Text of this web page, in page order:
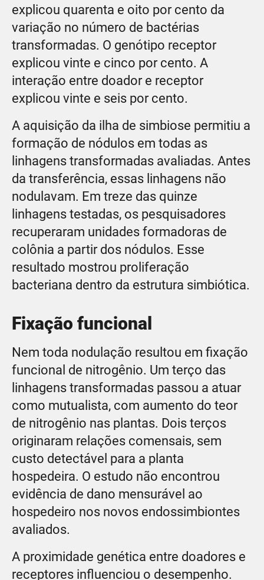
explicou quarenta e oito por cento da
variação no número de bactérias
transformadas. O genótipo receptor
explicou vinte e cinco por cento. A
interação entre doador e receptor
explicou vinte e seis por cento.
A aquisição da ilha de simbiose permitiu a
formação de nódulos em todas as
linhagens transformadas avaliadas. Antes
da transferência, essas linhagens não
nodulavam. Em treze das quinze
linhagens testadas, os pesquisadores
recuperaram unidades formadoras de
colônia a partir dos nódulos. Esse
resultado mostrou proliferação
bacteriana dentro da estrutura simbiótica.
Fixação funcional
Nem toda nodulação resultou em fixação
funcional de nitrogênio. Um terço das
linhagens transformadas passou a atuar
como mutualista, com aumento do teor
de nitrogênio nas plantas. Dois terços
originaram relações comensais, sem
custo detectável para a planta
hospedeira. O estudo não encontrou
evidência de dano mensurável ao
hospedeiro nos novos endossimbiontes
avaliados.
A proximidade genética entre doadores e
receptores influenciou o desempenho.